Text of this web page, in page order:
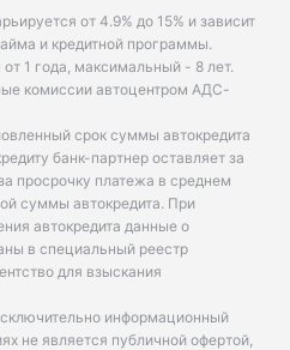
от 4.9% до 15% и зависит
и кредитной программы.
1 года, максимальный - 8 лет.
комиссии автоцентром АДС-
срок суммы автокредита
банк-партнер оставляет за
просрочку платежа в среднем
суммы автокредита. При
автокредита данные о
в специальный реестр
для взыскания
информационный
не является публичной офертой,